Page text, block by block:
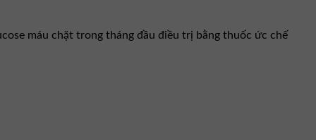
máu chặt trong tháng đầu điều trị bằng thuốc ức chế